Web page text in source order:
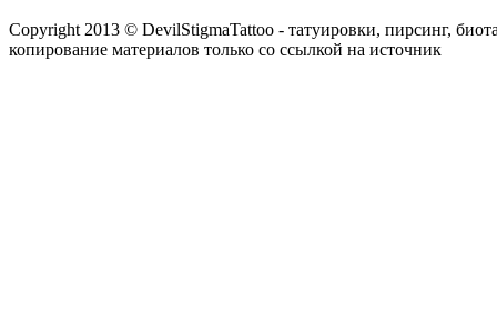
Copyright 2013 © DevilStigmaTattoo - татуировки, пирсинг,
копирование материалов только со ссылкой на источник